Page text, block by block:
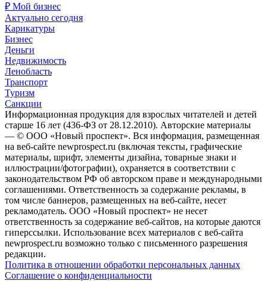
₽ Мой бизнес
Актуально сегодня
Карикатуры
Бизнес
Деньги
Недвижимость
Ленобласть
Транспорт
Туризм
Санкции
Информационная продукция для взрослых читателей и детей
старше 16 лет (436-ФЗ от 28.12.2010). Авторские материалы
— © ООО «Новый проспект». Вся информация, размещенная
на веб-сайте newprospect.ru (включая тексты, графические
материалы, шрифт, элементы дизайна, товарные знаки и
иллюстрации/фотографии), охраняется в соответствии с
законодательством РФ об авторском праве и международными
соглашениями. Ответственность за содержание рекламы, в
том числе баннеров, размещенных на веб-сайте, несет
рекламодатель. ООО «Новый проспект» не несет
ответственность за содержание веб-сайтов, на которые даются
гиперссылки. Использование всех материалов с веб-сайта
newprospect.ru возможно только с письменного разрешения
редакции.
Политика в отношении обработки персональных данных
Соглашение о конфиденциальности